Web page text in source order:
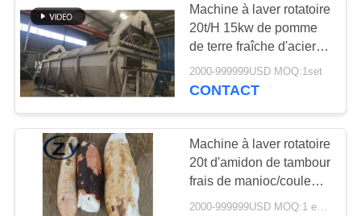
Machine à laver rotatoire
20t/H 15kw de pomme
de terre fraîche d'acier
au carbone
2000-999999USD MOQ:1set
CONTACT
Machine à laver rotatoire
20t d'amidon de tambour
frais de manioc/couleur
blanche argentée de H